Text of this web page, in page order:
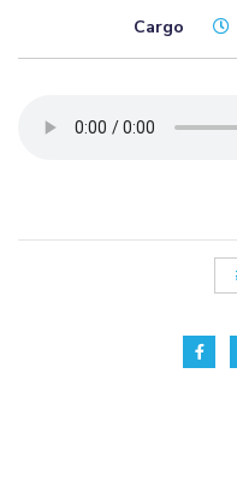
Cargo